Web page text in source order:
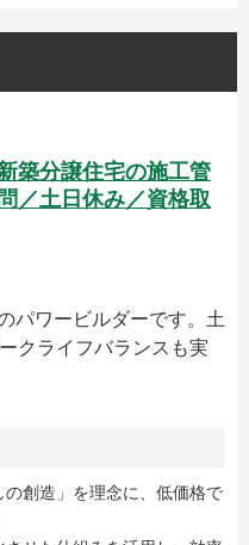
築分譲住宅の施工管
／土日休み／資格取
パワービルダーです。土
クライフバランスも実
創造」を理念に、低価格で